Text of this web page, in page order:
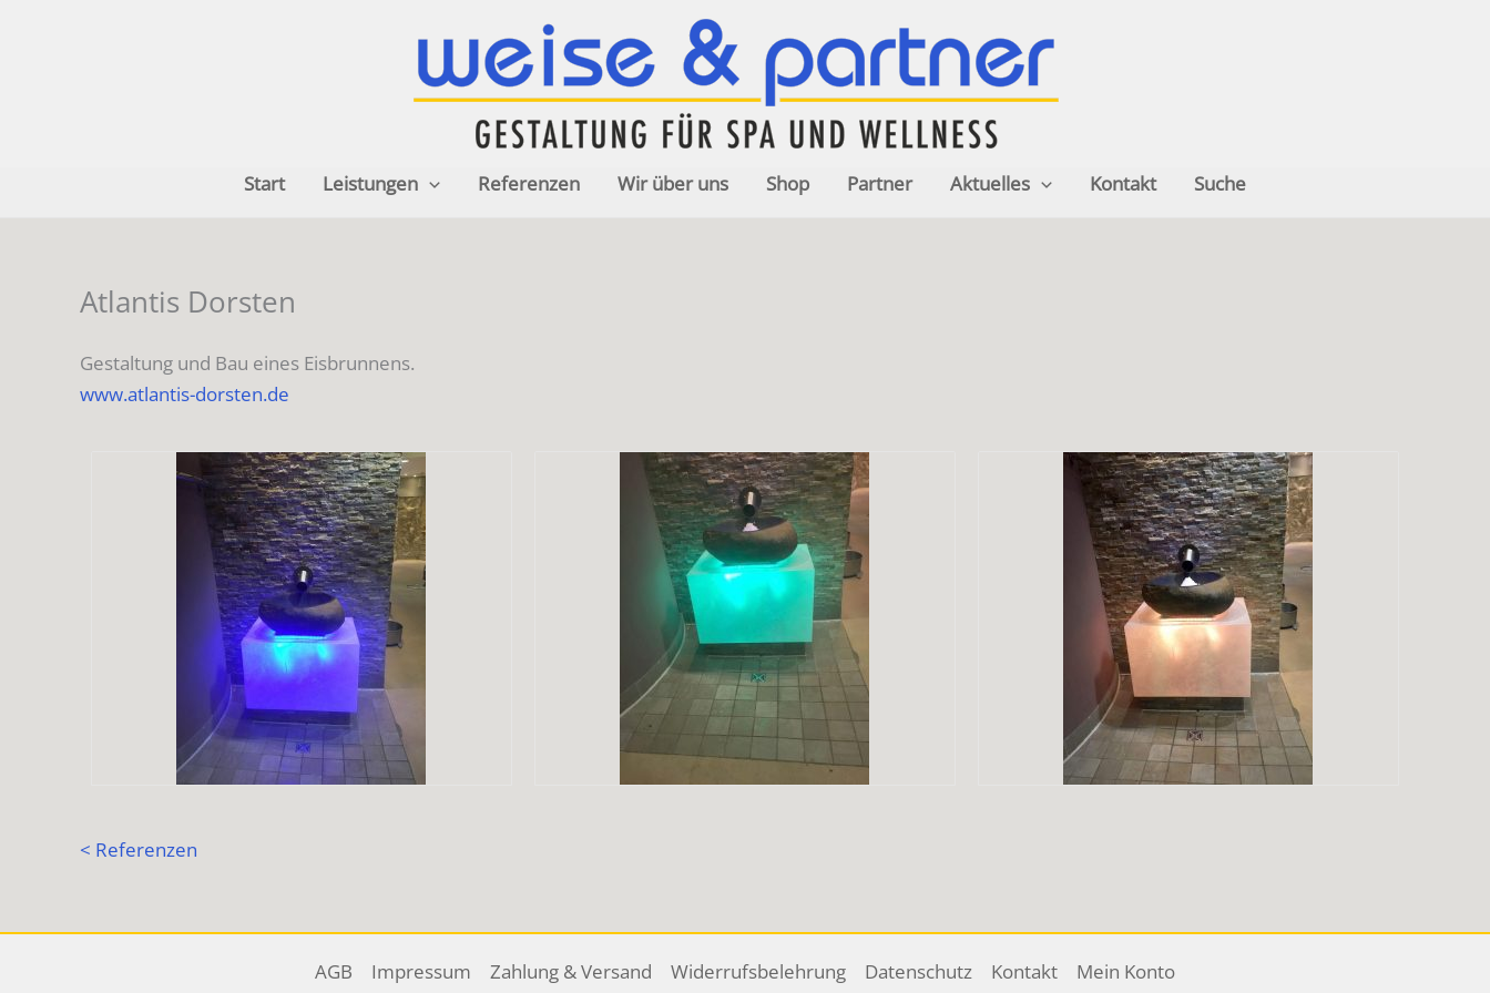
Start Leistungen Referenzen Wir über uns Shop Partner Aktuelles Kontakt Suche
Atlantis Dorsten
Gestaltung und Bau eines Eisbrunnens.
www.atlantis-dorsten.de
< Referenzen
AGB Impressum Zahlung & Versand Widerrufsbelehrung Datenschutz Kontakt Mein Konto